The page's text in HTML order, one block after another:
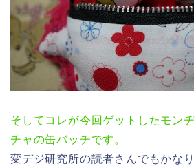
そしてコレが今回ゲットしたモン
チャの缶バッチです。
変デジ研究所の読者さんでもかな